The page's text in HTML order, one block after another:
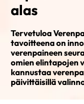
alas
Tervetuloa
tavoitteena on
verenpaineen
omien elintapojen
kannustaa
päivittäisillä